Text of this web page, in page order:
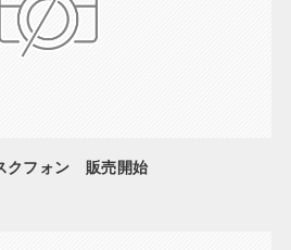
クフォン 販売開始